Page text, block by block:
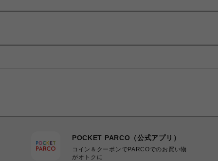
POCKET PARCO（公式アプリ）
コイン＆クーポンでPARCOでのお買い物
がオトクに